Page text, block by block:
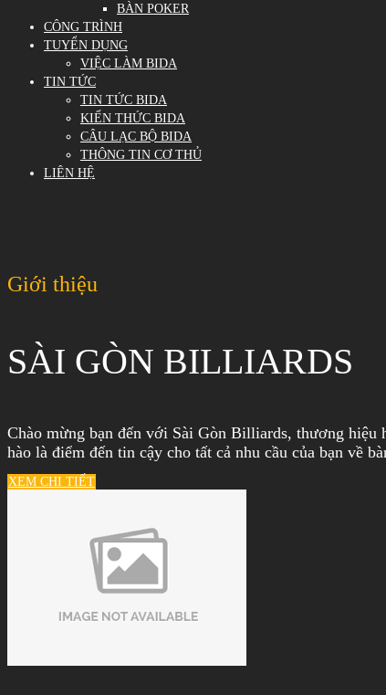
BÀN POKER
CÔNG TRÌNH
TUYỂN DỤNG
VIỆC LÀM BIDA
TIN TỨC
TIN TỨC BIDA
KIẾN THỨC BIDA
CÂU LẠC BỘ BIDA
THÔNG TIN CƠ THỦ
LIÊN HỆ
Giới thiệu
SÀI GÒN BILLIARDS
Chào mừng bạn đến với Sài Gòn Billiards, thương hiệu
hào là điểm đến tin cậy cho tất cả nhu cầu của bạn về
XEM CHI TIẾT